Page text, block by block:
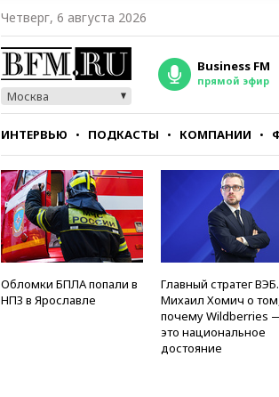
Четверг, 6 августа 2026
Москва
Business FM
прямой эфир
ИНТЕРВЬЮ ПОДКАСТЫ КОМПАНИИ
СТИЛЬ ТЕСТЫ
Обломки БПЛА попали в
НПЗ в Ярославле
Главный стратег
Михаил Хомич о
почему Wildberries
это национальное
достояние